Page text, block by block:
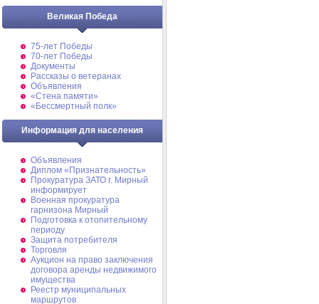
Великая Победа
75-лет Победы
70-лет Победы
Документы
Рассказы о ветеранах
Объявления
«Стена памяти»
«Бессмертный полк»
Информация для населения
Объявления
Диплом «Признательность»
Прокуратура ЗАТО г. Мирный
информирует
Военная прокуратура
гарнизона Мирный
Подготовка к отопительному
периоду
Защита потребителя
Торговля
Аукцион на право заключения
договора аренды недвижимого
имущества
Реестр муниципальных
маршрутов